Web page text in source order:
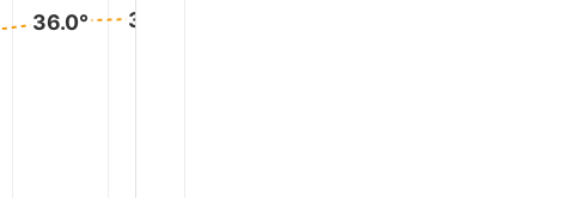
36.0° 36.0°